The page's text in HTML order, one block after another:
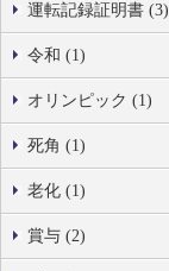
運転記録証明書 (3)
令和 (1)
オリンピック (1)
死角 (1)
老化 (1)
賞与 (2)